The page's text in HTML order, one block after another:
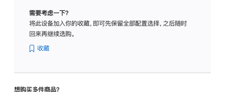
璃
需要考虑一下？
将此设备加入你的收藏，即可先保留全部配置选择，之后随时
回来再继续选购。
收藏
想购买多件商品？